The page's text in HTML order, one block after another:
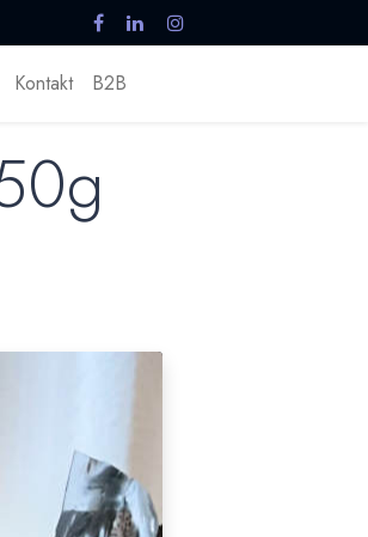
Kontakt B2B